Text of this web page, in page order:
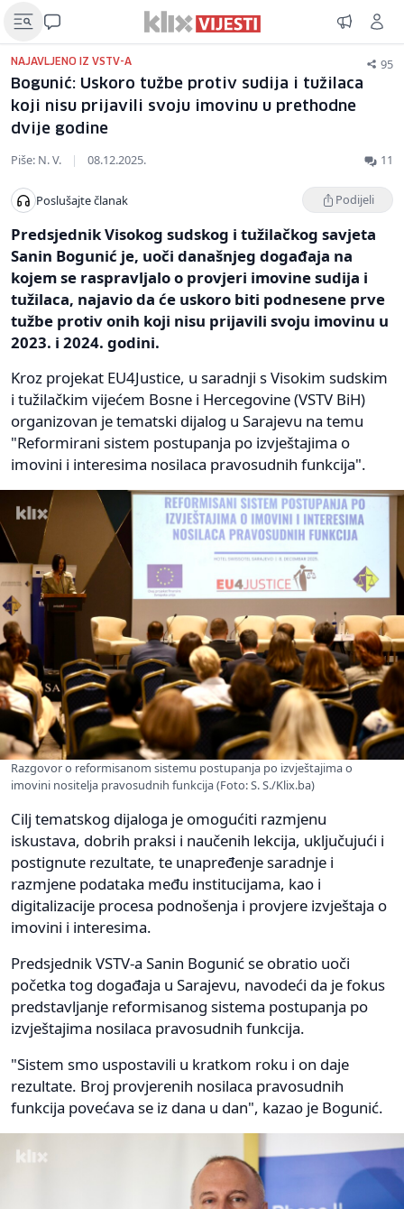
NAJAVLJENO IZ VSTV-A 95
Bogunić: Uskoro tužbe protiv sudija i tužilaca
koji nisu prijavili svoju imovinu u prethodne
dvije godine
Piše: N. V. | 08.12.2025. 11
Poslušajte članak Podijeli
Predsjednik Visokog sudskog i tužilačkog savjeta
Sanin Bogunić je, uoči današnjeg događaja na
kojem se raspravljalo o provjeri imovine sudija i
tužilaca, najavio da će uskoro biti podnesene prve
tužbe protiv onih koji nisu prijavili svoju imovinu u
2023. i 2024. godini.
Kroz projekat EU4Justice, u saradnji s Visokim sudskim
i tužilačkim vijećem Bosne i Hercegovine (VSTV BiH)
organizovan je tematski dijalog u Sarajevu na temu
"Reformirani sistem postupanja po izvještajima o
imovini i interesima nosilaca pravosudnih funkcija".
Razgovor o reformisanom sistemu postupanja po izvještajima o
imovini nositelja pravosudnih funkcija (Foto: S. S./Klix.ba)
Cilj tematskog dijaloga je omogućiti razmjenu
iskustava, dobrih praksi i naučenih lekcija, uključujući i
postignute rezultate, te unapređenje saradnje i
razmjene podataka među institucijama, kao i
digitalizacije procesa podnošenja i provjere izvještaja o
imovini i interesima.
Predsjednik VSTV-a Sanin Bogunić se obratio uoči
početka tog događaja u Sarajevu, navodeći da je fokus
predstavljanje reformisanog sistema postupanja po
izvještajima nosilaca pravosudnih funkcija.
"Sistem smo uspostavili u kratkom roku i on daje
rezultate. Broj provjerenih nosilaca pravosudnih
funkcija povećava se iz dana u dan", kazao je Bogunić.